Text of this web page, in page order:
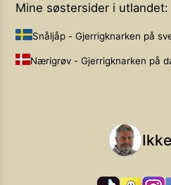
Mine søstersider i utlandet:
Snåljåp - Gjerrigknarken på
Nærigrøv - Gjerrigknarken på